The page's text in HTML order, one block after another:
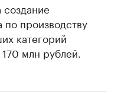
создание
по производству
категорий
млн рублей.